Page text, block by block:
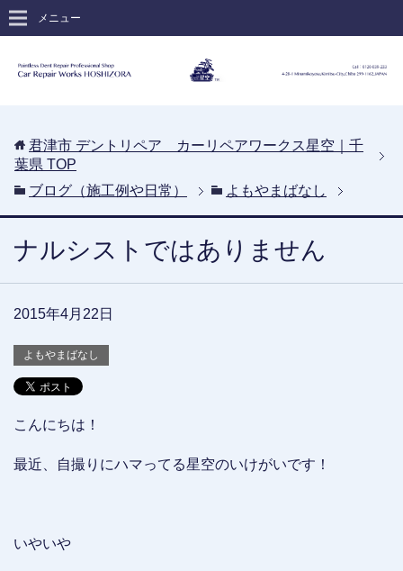
メニュー
君津市 デントリペア カーリペアワークス星空｜千
葉県 TOP
ブログ（施工例や日常）
よもやまばなし
ナルシストではありません
2015年4月22日
よもやまばなし
こんにちは！
最近、自撮りにハマってる星空のいけがいです！
いやいや